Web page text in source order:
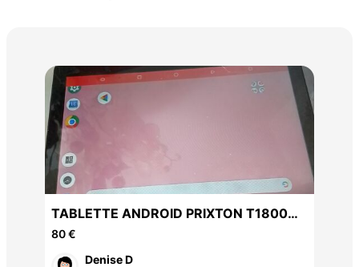
TABLETTE ANDROID PRIXTON T1800Q
NEUVE: memoire interne16GB
80 €
Denise D